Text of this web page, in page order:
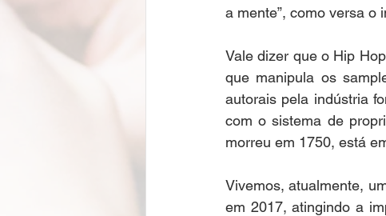
a mente”, como versa o
Vale dizer que o Hip
que manipula os
autorais pela indústria
com o sistema de
morreu em 1750, está
Vivemos, atualmente,
em 2017, atingindo a